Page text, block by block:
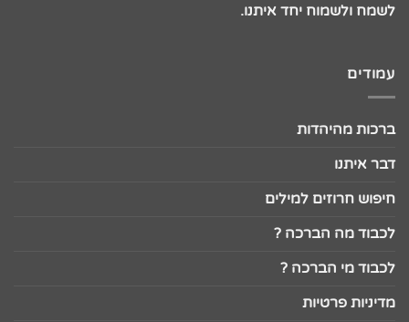
לשמח ולשמוח יחד איתנו.
עמודים
ברכות מהיהדות
דבר איתנו
חיפוש חרוזים למילים
לכבוד מה הברכה ?
לכבוד מי הברכה ?
מדיניות פרטיות